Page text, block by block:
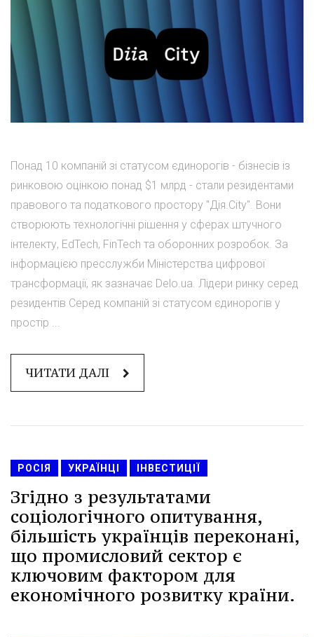
Понад 10 компаній зі статусом єдинорогів - бізнесів із
ринковою оцінкою понад $1 млрд - стали резидентами
правового та податкового простору "Дія.City". Вони
створюють технологічні рішення у сферах штучного
інтелекту, EdTech, FinTech та оборонних розробок. За
інформацією пресслужби Міністерства цифрової
трансформації, як зазначає Delo.ua. Лідери ринку серед
резидентів Серед компаній зі статусом єдинорогів у
простір ...
ЧИТАТИ ДАЛІ
РОСІЯ УКРАЇНЦІ ІНВЕСТИЦІЇ
Згідно з результатами
соціологічного опитування,
більшість українців переконані,
що промисловий сектор є
ключовим фактором для
економічного розвитку країни.